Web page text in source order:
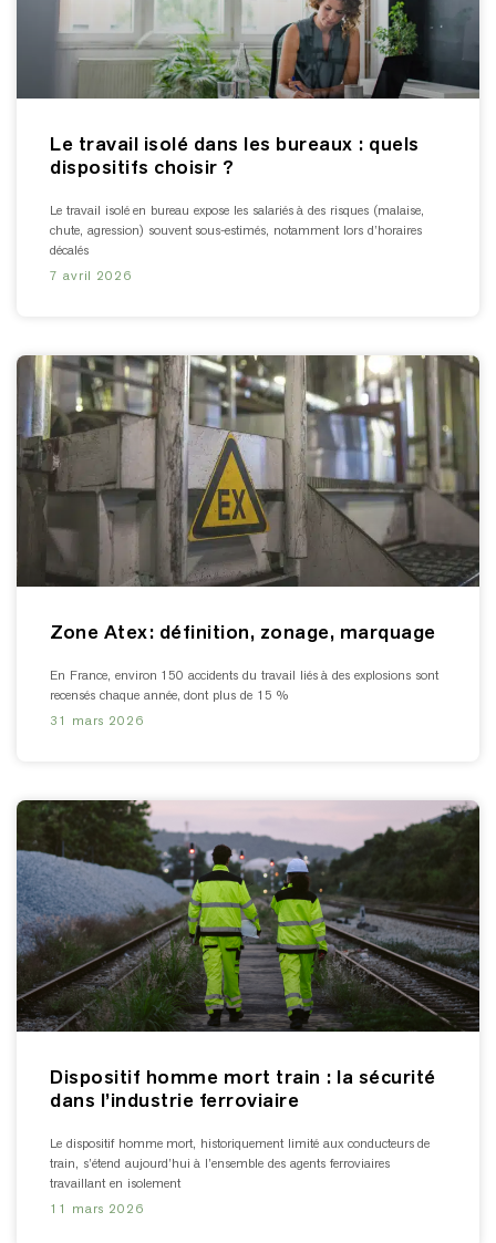
Le travail isolé dans les bureaux : quels
dispositifs choisir ?
Le travail isolé en bureau expose les salariés à des risques (malaise,
chute, agression) souvent sous-estimés, notamment lors d’horaires
décalés
7 avril 2026
Zone Atex: définition, zonage, marquage
En France, environ 150 accidents du travail liés à des explosions sont
recensés chaque année, dont plus de 15 %
31 mars 2026
Dispositif homme mort train : la sécurité
dans l’industrie ferroviaire
Le dispositif homme mort, historiquement limité aux conducteurs de
train, s’étend aujourd’hui à l’ensemble des agents ferroviaires
travaillant en isolement
11 mars 2026